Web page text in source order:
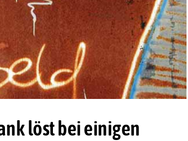
löst bei einigen